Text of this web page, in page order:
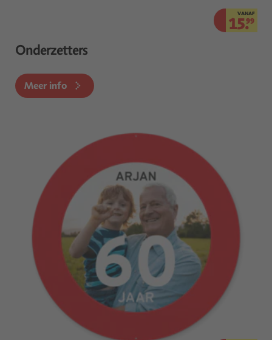
VANAF
15.99
Onderzetters
Meer info